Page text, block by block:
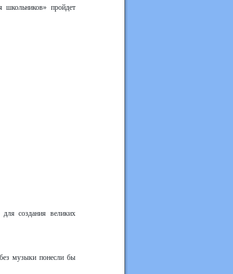
школьников» пройдет
создания великих
музыки понесли бы